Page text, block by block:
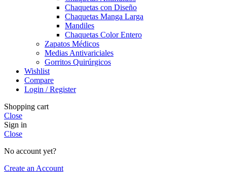
Chaquetas con Diseño
Chaquetas Manga Larga
Mandiles
Chaquetas Color Entero
Zapatos Médicos
Medias Antivariciales
Gorritos Quirúrgicos
Wishlist
Compare
Login / Register
Shopping cart
Close
Sign in
Close
No account yet?
Create an Account